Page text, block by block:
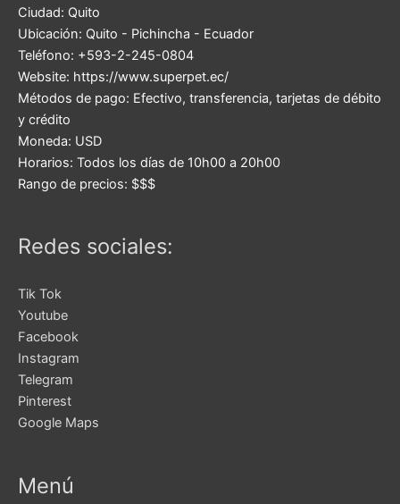
Ciudad: Quito
Ubicación: Quito - Pichincha - Ecuador
Teléfono: +593-2-245-0804
Website: https://www.superpet.ec/
Métodos de pago: Efectivo, transferencia, tarjetas de débito
y crédito
Moneda: USD
Horarios: Todos los días de 10h00 a 20h00
Rango de precios: $$$
Redes sociales:
Tik Tok
Youtube
Facebook
Instagram
Telegram
Pinterest
Google Maps
Menú